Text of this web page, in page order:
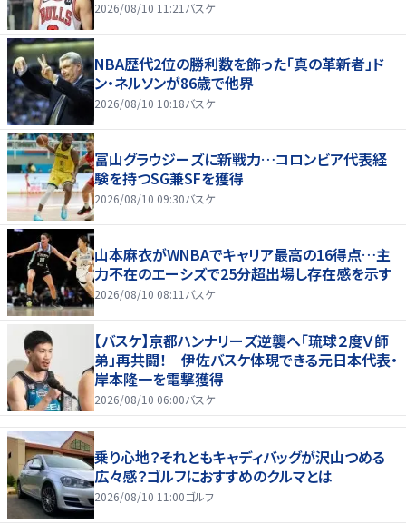
2026/08/10 11:21 バスケ
NBA歴代2位の勝利数を飾った「真の革新者」ド
ン・ネルソンが86歳で他界
2026/08/10 10:18バスケ
富山グラウジーズに新戦力…コロンビア代表経
験を持つSG兼SFを獲得
2026/08/10 09:30バスケ
山本麻衣がWNBAでキャリア最高の16得点…主
力不在のエーシズで25分超出場し存在感を示す
2026/08/10 08:11 バスケ
【バスケ】京都ハンナリーズ逆襲へ「琉球２度Ｖ師
弟」再共闘！ 伊佐バスケ体現できる元日本代表・
岸本隆一を電撃獲得
2026/08/10 06:00バスケ
乗り心地？それともキャディバッグが沢山つめる
広々感？ゴルフにおすすめのクルマとは
2026/08/10 11:00ゴルフ